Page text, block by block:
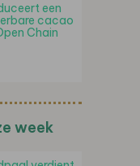
een
cacao
Chain
week